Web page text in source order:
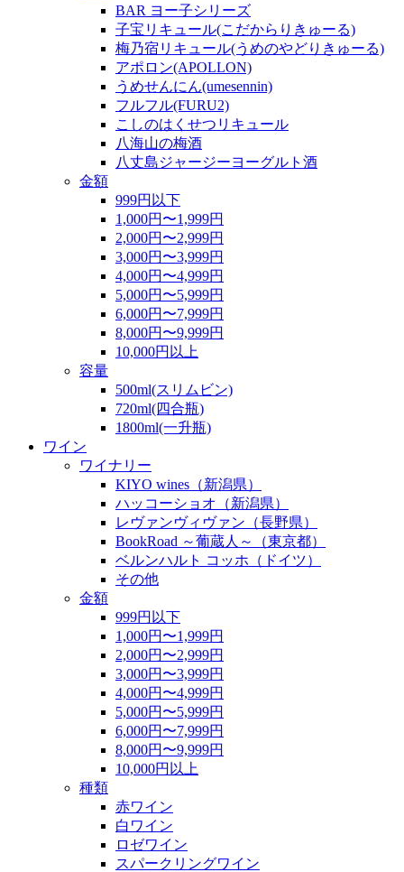
BAR ヨー子シリーズ
子宝リキュール(こだからりきゅーる)
梅乃宿リキュール(うめのやどりきゅーる)
アポロン(APOLLON)
うめせんにん(umesennin)
フルフル(FURU2)
こしのはくせつリキュール
八海山の梅酒
八丈島ジャージーヨーグルト酒
金額
999円以下
1,000円〜1,999円
2,000円〜2,999円
3,000円〜3,999円
4,000円〜4,999円
5,000円〜5,999円
6,000円〜7,999円
8,000円〜9,999円
10,000円以上
容量
500ml(スリムビン)
720ml(四合瓶)
1800ml(一升瓶)
ワイン
ワイナリー
KIYO wines（新潟県）
ハッコーショオ（新潟県）
レヴァンヴィヴァン（長野県）
BookRoad ～葡蔵人～（東京都）
ベルンハルト コッホ（ドイツ）
その他
金額
999円以下
1,000円〜1,999円
2,000円〜2,999円
3,000円〜3,999円
4,000円〜4,999円
5,000円〜5,999円
6,000円〜7,999円
8,000円〜9,999円
10,000円以上
種類
赤ワイン
白ワイン
ロゼワイン
スパークリングワイン